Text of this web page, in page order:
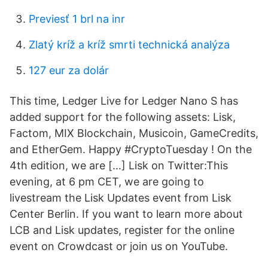
Previesť 1 brl na inr
Zlatý kríž a kríž smrti technická analýza
127 eur za dolár
This time, Ledger Live for Ledger Nano S has
added support for the following assets: Lisk,
Factom, MIX Blockchain, Musicoin, GameCredits,
and EtherGem. Happy #CryptoTuesday ! On the
4th edition, we are […] Lisk on Twitter:This
evening, at 6 pm CET, we are going to
livestream the Lisk Updates event from Lisk
Center Berlin. If you want to learn more about
LCB and Lisk updates, register for the online
event on Crowdcast or join us on YouTube.